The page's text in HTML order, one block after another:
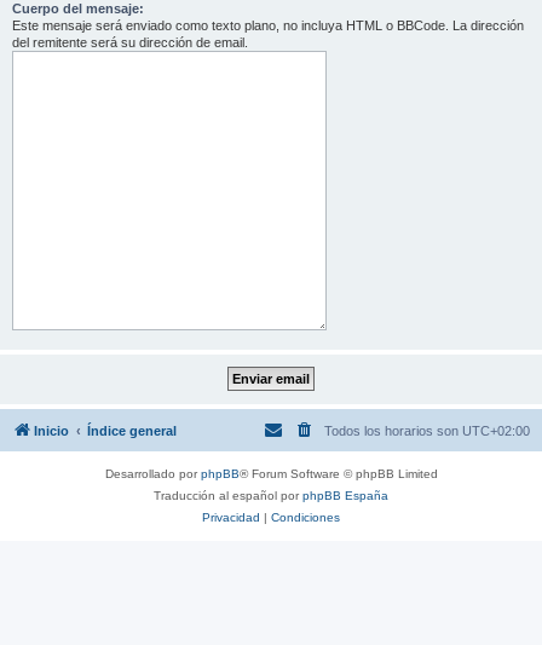
Cuerpo del mensaje:
Este mensaje será enviado como texto plano, no incluya HTML o BBCode. La dirección
del remitente será su dirección de email.
Inicio Índice general Todos los horarios son UTC+02:00
Desarrollado porphpBB® Forum Software © phpBB Limited
Traducción al español porphpBB España
Privacidad | Condiciones